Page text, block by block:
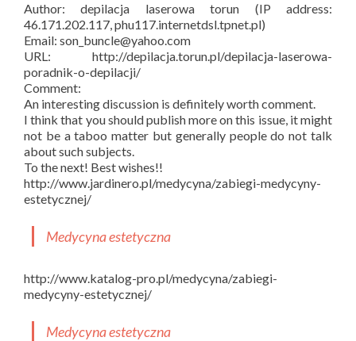
Author: depilacja laserowa torun (IP address:
46.171.202.117, phu117.internetdsl.tpnet.pl)
Email: son_buncle@yahoo.com
URL: http://depilacja.torun.pl/depilacja-laserowa-
poradnik-o-depilacji/
Comment:
An interesting discussion is definitely worth comment.
I think that you should publish more on this issue, it might
not be a taboo matter but generally people do not talk
about such subjects.
To the next! Best wishes!!
http://www.jardinero.pl/medycyna/zabiegi-medycyny-
estetycznej/
Medycyna estetyczna
http://www.katalog-pro.pl/medycyna/zabiegi-
medycyny-estetycznej/
Medycyna estetyczna